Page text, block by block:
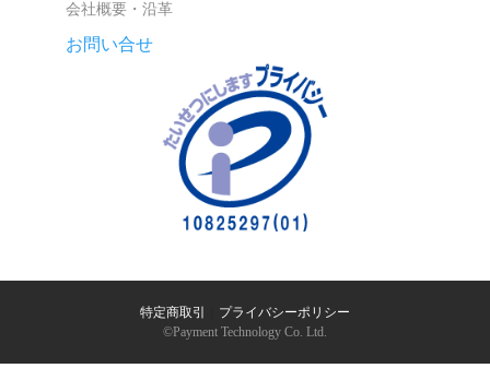
会社概要・沿革
お問い合せ
特定商取引
プライバシーポリシー
©︎Payment Technology Co. Ltd.